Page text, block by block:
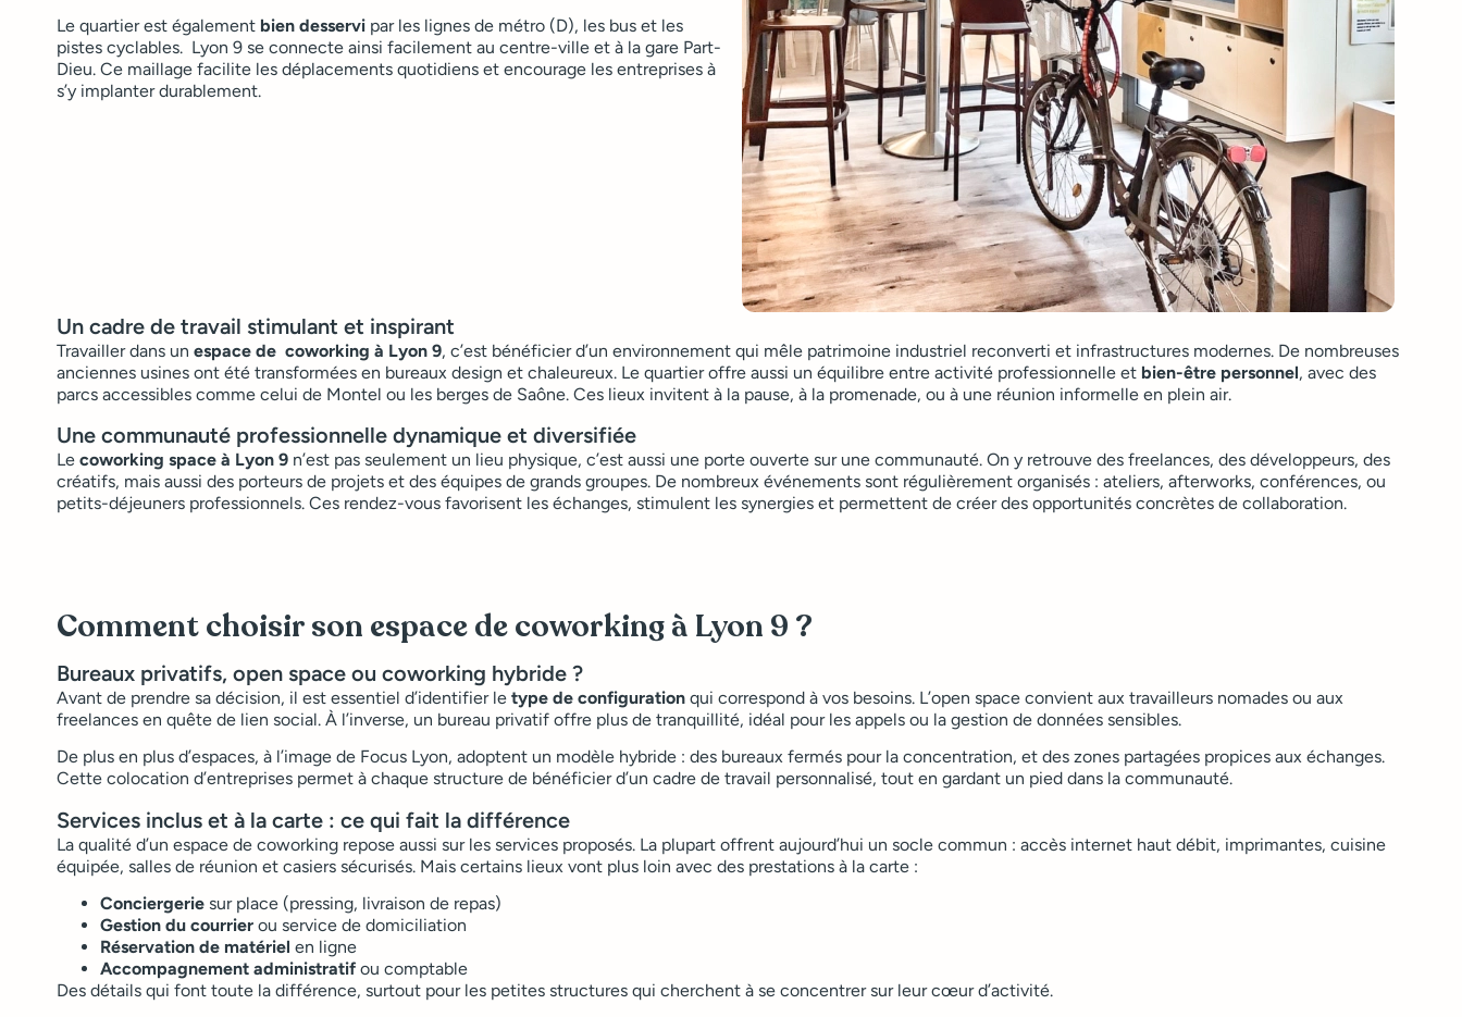
Le quartier est également bien desservi par les lignes de métro (D), les bus et les
pistes cyclables. Lyon 9 se connecte ainsi facilement au centre-ville et à la gare Part-
Dieu. Ce maillage facilite les déplacements quotidiens et encourage les entreprises à
s’y implanter durablement.
Un cadre de travail stimulant et inspirant
Travailler dans un espace de coworking à Lyon 9, c’est bénéficier d’un environnement qui mêle patrimoine industriel reconverti et infrastructures modernes. De nombreuses
anciennes usines ont été transformées en bureaux design et chaleureux. Le quartier offre aussi un équilibre entre activité professionnelle et bien-être personnel, avec des
parcs accessibles comme celui de Montel ou les berges de Saône. Ces lieux invitent à la pause, à la promenade, ou à une réunion informelle en plein air.
Une communauté professionnelle dynamique et diversifiée
Le coworking space à Lyon 9 n’est pas seulement un lieu physique, c’est aussi une porte ouverte sur une communauté. On y retrouve des freelances, des développeurs, des
créatifs, mais aussi des porteurs de projets et des équipes de grands groupes. De nombreux événements sont régulièrement organisés : ateliers, afterworks, conférences, ou
petits-déjeuners professionnels. Ces rendez-vous favorisent les échanges, stimulent les synergies et permettent de créer des opportunités concrètes de collaboration.
Comment choisir son espace de coworking à Lyon 9 ?
Bureaux privatifs, open space ou coworking hybride ?
Avant de prendre sa décision, il est essentiel d’identifier le type de configuration qui correspond à vos besoins. L’open space convient aux travailleurs nomades ou aux
freelances en quête de lien social. À l’inverse, un bureau privatif offre plus de tranquillité, idéal pour les appels ou la gestion de données sensibles.
De plus en plus d’espaces, à l’image de Focus Lyon, adoptent un modèle hybride : des bureaux fermés pour la concentration, et des zones partagées propices aux échanges.
Cette colocation d’entreprises permet à chaque structure de bénéficier d’un cadre de travail personnalisé, tout en gardant un pied dans la communauté.
Services inclus et à la carte : ce qui fait la différence
La qualité d’un espace de coworking repose aussi sur les services proposés. La plupart offrent aujourd’hui un socle commun : accès internet haut débit, imprimantes, cuisine
équipée, salles de réunion et casiers sécurisés. Mais certains lieux vont plus loin avec des prestations à la carte :
Conciergerie sur place (pressing, livraison de repas)
Gestion du courrier ou service de domiciliation
Réservation de matériel en ligne
Accompagnement administratif ou comptable
Des détails qui font toute la différence, surtout pour les petites structures qui cherchent à se concentrer sur leur cœur d’activité.